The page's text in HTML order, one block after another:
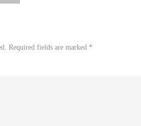
Required fields are marked *